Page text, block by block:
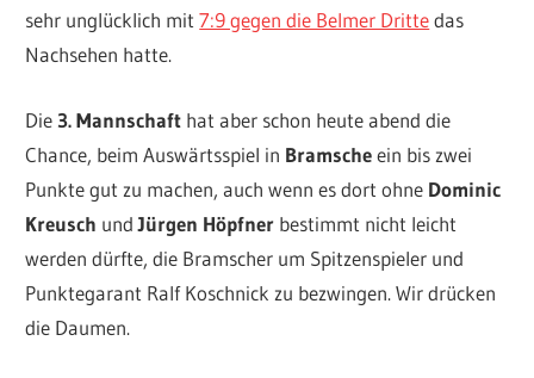
sehr unglücklich mit7:9 gegen die Belmer Drittedas
Nachsehen hatte.
Die 3. Mannschaft hat aber schon heute abend die
Chance, beim Auswärtsspiel in Bramscheein bis zwei
Punkte gut zu machen, auch wenn es dort ohne Dominic
Kreusch undJürgen Höpfner bestimmt nicht leicht
werden dürfte, die Bramscher um Spitzenspieler und
Punktegarant Ralf Koschnick zu bezwingen. Wir drücken
die Daumen.